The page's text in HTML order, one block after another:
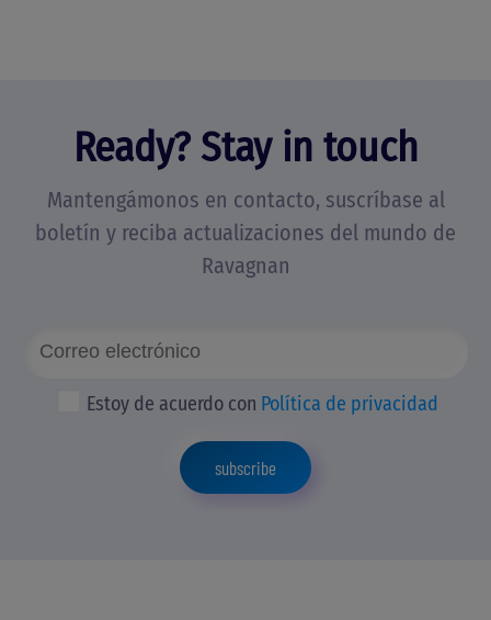
Ready? Stay in touch
Mantengámonos en contacto, suscríbase al
boletín y reciba actualizaciones del mundo de
Ravagnan
Estoy de acuerdo con Política de privacidad
subscribe